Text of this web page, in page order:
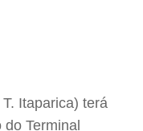
Itaparica) terá
Terminal